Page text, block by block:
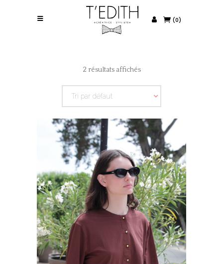
(0)
2 résultats affichés
Tri par défaut